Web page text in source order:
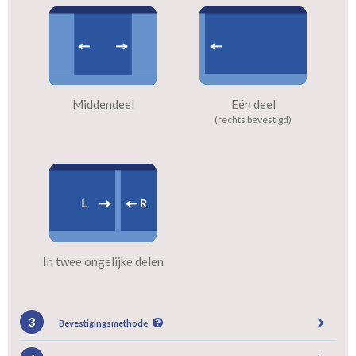
Middendeel Eén deel
(rechts bevestigd)
In twee ongelijke delen
3 Bevestigingsmethode